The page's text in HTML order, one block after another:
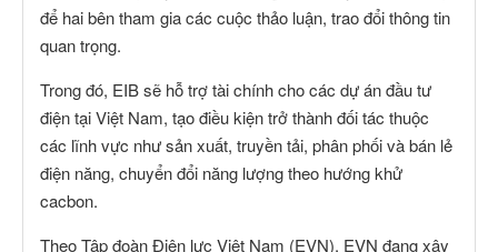
để hai bên tham gia các cuộc thảo luận, trao đổi thông tin
quan trọng.
Trong đó, EIB sẽ hỗ trợ tài chính cho các dự án đầu tư
điện tại Việt Nam, tạo điều kiện trở thành đối tác thuộc
các lĩnh vực như sản xuất, truyền tải, phân phối và bán lẻ
điện năng, chuyển đổi năng lượng theo hướng khử
cacbon.
Theo Tập đoàn Điện lực Việt Nam (EVN), EVN đang xây